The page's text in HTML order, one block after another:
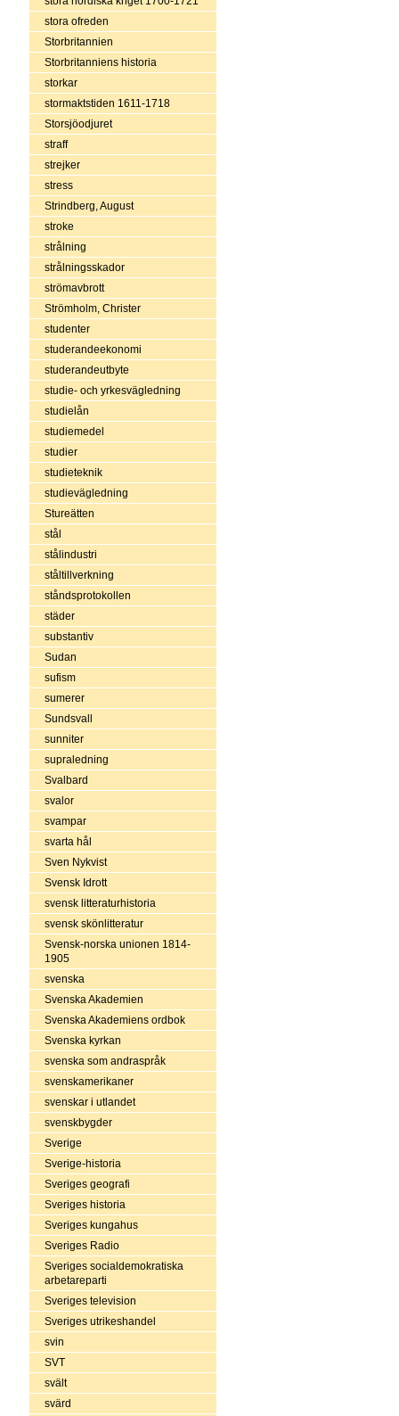
stora ofreden
Storbritannien
Storbritanniens historia
storkar
stormaktstiden 1611-1718
Storsjöodjuret
straff
strejker
stress
Strindberg, August
stroke
strålning
strålningsskador
strömavbrott
Strömholm, Christer
studenter
studerandeekonomi
studerandeutbyte
studie- och yrkesvägledning
studielån
studiemedel
studier
studieteknik
studievägledning
Stureätten
stål
stålindustri
ståltillverkning
ståndsprotokollen
städer
substantiv
Sudan
sufism
sumerer
Sundsvall
sunniter
supraledning
Svalbard
svalor
svampar
svarta hål
Sven Nykvist
Svensk Idrott
svensk litteraturhistoria
svensk skönlitteratur
Svensk-norska unionen 1814-
1905
svenska
Svenska Akademien
Svenska Akademiens ordbok
Svenska kyrkan
svenska som andraspråk
svenskamerikaner
svenskar i utlandet
svenskbygder
Sverige
Sverige-historia
Sveriges geografi
Sveriges historia
Sveriges kungahus
Sveriges Radio
Sveriges socialdemokratiska
arbetareparti
Sveriges television
Sveriges utrikeshandel
svin
SVT
svält
svärd